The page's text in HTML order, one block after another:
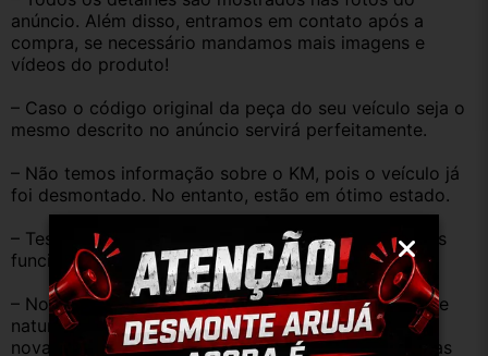
anúncio. Além disso, entramos em contato após a
compra, se necessário mandamos mais imagens e
vídeos do produto!
– Caso o código original da peça do seu veículo seja o
mesmo descrito no anúncio servirá perfeitamente.
– Não temos informação sobre o KM, pois o veículo já
foi desmontado. No entanto, estão em ótimo estado.
– Testamos as peças antes de anunciar e enviar, elas
funcionam perfeitamente.
– Nossas peças são USADAS e apresentam desgaste
natural pelo tempo. Peças perfeitas são apenas as
novas e sem uso. No entanto, garantimos que nossas